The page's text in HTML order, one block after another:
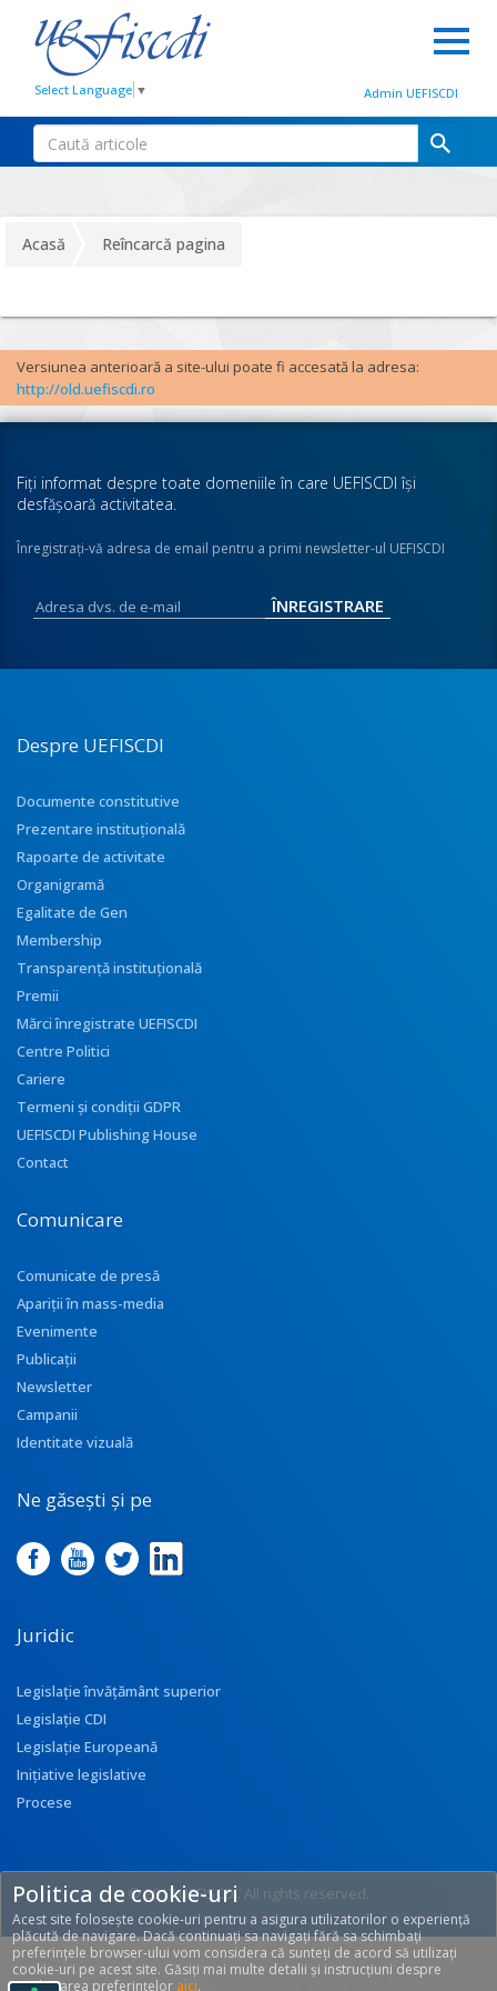
Select Language ▼ Admin UEFISCDI
Acasă Reîncarcă pagina
Versiunea anterioară a site-ului poate fi accesată la adresa:
http://old.uefiscdi.ro
Fiţi informat despre toate domeniile în care UEFISCDI îşi
desfăşoară activitatea.
Înregistraţi-vă adresa de email pentru a primi newsletter-ul UEFISCDI
Despre UEFISCDI
Documente constitutive
Prezentare instituţională
Rapoarte de activitate
Organigramă
Egalitate de Gen
Membership
Transparenţă instituţională
Premii
Mărci înregistrate UEFISCDI
Centre Politici
Cariere
Termeni și condiții GDPR
UEFISCDI Publishing House
Contact
Comunicare
Comunicate de presă
Apariţii în mass-media
Evenimente
Publicații
Newsletter
Campanii
Identitate vizuală
Ne găsești și pe
Juridic
Legislație învățământ superior
Legislație CDI
Legislație Europeană
Inițiative legislative
Procese
© 2017 UEFISCDI. All rights reserved.
[T: 0.3141, O: 92]
Politica de cookie-uri
Acest site folosește cookie-uri pentru a asigura utilizatorilor o experiență
plăcută de navigare. Dacă continuați sa navigați fără sa schimbați
preferințele browser-ului vom considera că sunteți de acord să utilizați
cookie-uri pe acest site. Găsiți mai multe detalii și instrucțiuni despre
modificarea preferințelor aici.